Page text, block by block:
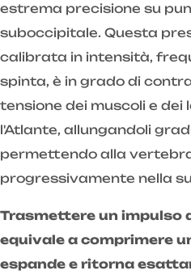
estrema precisione su
suboccipitale. Questa
calibrata in intensità,
spinta, è in grado di
tensione dei muscoli e
l'Atlante, allungandoli
permettendo alla
progressivamente nella
Trasmettere un impulso
equivale a comprimere
espande e ritorna